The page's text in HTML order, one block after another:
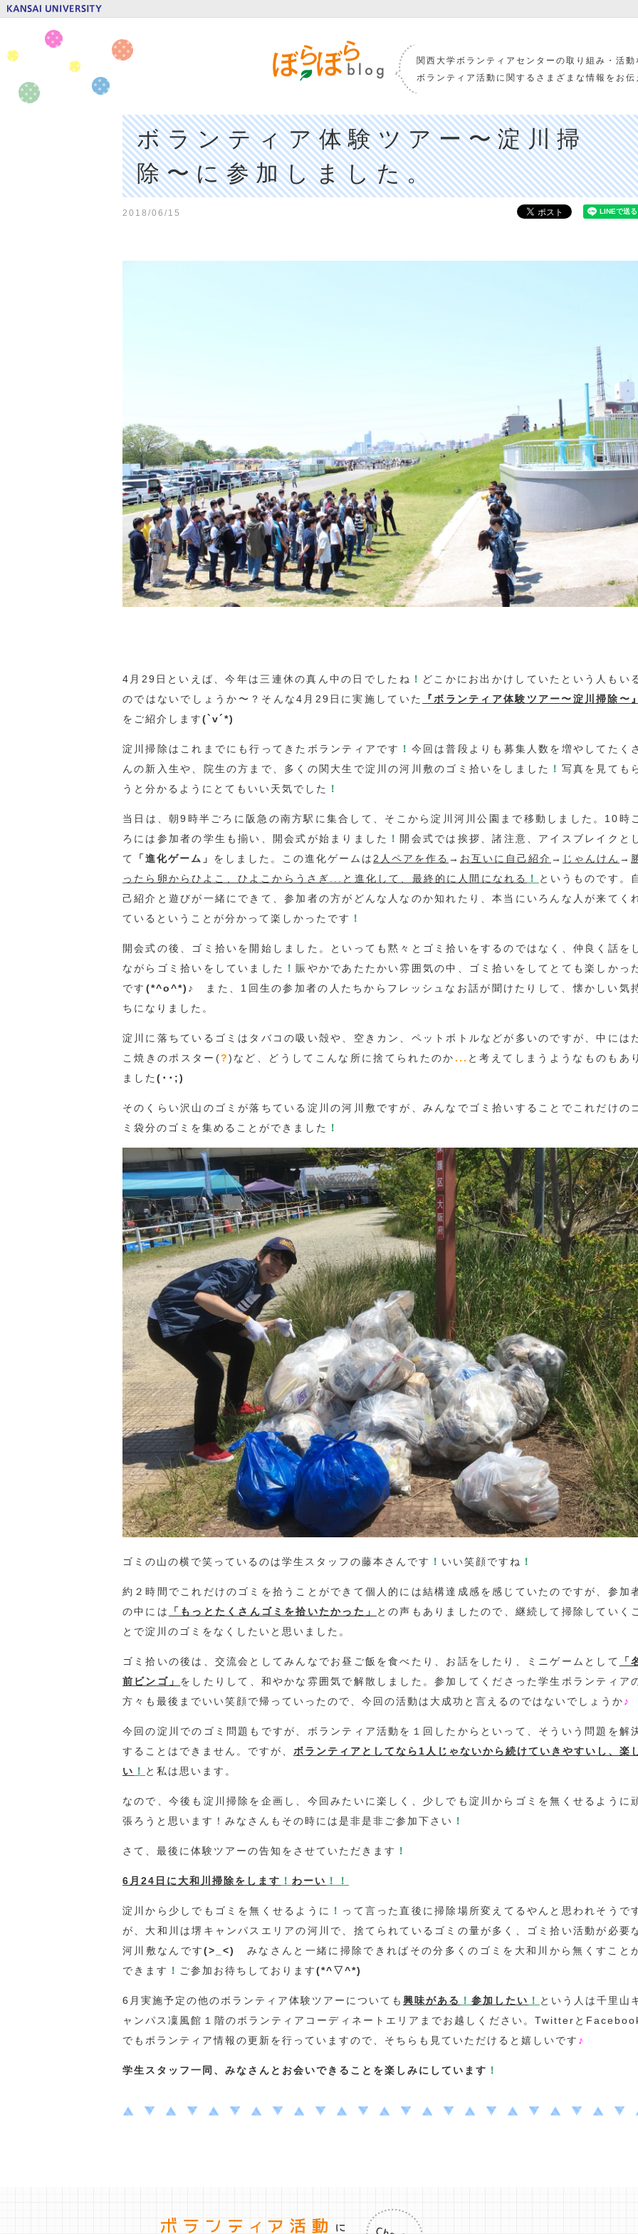
関西大学ボランティアセンターの取り組み・活動
ボランティア活動に関するさまざまな情報をお
ボランティア体験ツアー〜淀川掃
除〜に参加しました。
2018/06/15
4月29日といえば、今年は三連休の真ん中の日でしたね ！ どこかにお出かけしていたという人もい
のではないでしょうか〜？そんな4月29日に実施していた
『ボランティア体験ツアー〜淀川掃除〜
をご紹介します(`v´*)
淀川掃除はこれまでにも行ってきたボランティアです ！ 今回は普段よりも募集人数を増やしてたく
んの新入生や、院生の方まで、多くの関大生で淀川の河川敷のゴミ拾いをしました
！ 写真を見ても
うと分かるようにとてもいい天気でした
！
当日は、朝9時半ごろに阪急の南方駅に集合して、そこから淀川河川公園まで移動しました。10時
ろには参加者の学生も揃い、開会式が始まりました
！ 開会式では挨拶、諸注意、アイスブレイクと
て
「進化ゲーム」 をしました。この進化ゲームは 2人ペアを作る → お互いに自己紹介 → じゃんけん →
ったら卵からひよこ、ひよこからうさぎ...と進化して、最終的に人間になれる
！
というものです。
己紹介と遊びが一緒にできて、参加者の方がどんな人なのか知れたり、本当にいろんな人が来てく
ているということが分かって楽しかったです ！
開会式の後、ゴミ拾いを開始しました。といっても黙々とゴミ拾いをするのではなく、仲良く話を
ながらゴミ拾いをしていました
！ 賑やかであたたかい雰囲気の中、ゴミ拾いをしてとても楽しかっ
です (*^o^*)♪
また、1回生の参加者の人たちからフレッシュなお話が聞けたりして、懐かしい気
ちになりました。
淀川に落ちているゴミはタバコの吸い殻や、空きカン、ペットボトルなどが多いのですが、中には
こ焼きのポスター(?)など、どうしてこんな所に捨てられたのか ... と考えてしまうようなものもあ
ました (･･;)
そのくらい沢山のゴミが落ちている淀川の河川敷ですが、みんなでゴミ拾いすることでこれだけの
ミ袋分のゴミを集めることができました
！
ゴミの山の横で笑っているのは学生スタッフの藤本さんです ！ いい笑顔ですね ！
約２時間でこれだけのゴミを拾うことができて個人的には結構達成感を感じていたのですが、参加
の中には
「もっとたくさんゴミを拾いたかった」
との声もありましたので、継続して掃除していく
とで淀川のゴミをなくしたいと思いました。
ゴミ拾いの後は、交流会としてみんなでお昼ご飯を食べたり、お話をしたり、ミニゲームとして
「
前ビンゴ」 をしたりして、和やかな雰囲気で解散しました。参加してくださった学生ボランティア
方々も最後までいい笑顔で帰っていったので、今回の活動は大成功と言えるのではないでしょうか♪
今回の淀川でのゴミ問題もですが、ボランティア活動を１回したからといって、そういう問題を解
することはできません。ですが、 ボランティアとしてなら1人じゃないから続けていきやすいし、楽
い ！ と私は思います。
なので、今後も淀川掃除を企画し、今回みたいに楽しく、少しでも淀川からゴミを無くせるように
張ろうと思います！みなさんもその時には是非是非ご参加下さい ！
さて、最後に体験ツアーの告知をさせていただきます ！
6月24日に大和川掃除をします ！ わーい ！！
淀川から少しでもゴミを無くせるように ！ って言った直後に掃除場所変えてるやんと思われそうで
が、大和川は堺キャンパスエリアの河川で、捨てられているゴミの量が多く、ゴミ拾い活動が必要
河川敷なんです(>_<)
みなさんと一緒に掃除できればその分多くのゴミを大和川から無くすこと
できます ！ ご参加お待ちしております(*^▽^*)
6月実施予定の他のボランティア体験ツアーについても 興味がある ！ 参加したい ！ という人は千里山
ャンパス凜風館１階のボランティアコーディネートエリアまでお越しください。Twitterと
でもボランティア情報の更新を行っていますので、そちらも見ていただけると嬉しいです ♪
学生スタッフ一同、みなさんとお会いできることを楽しみにしています ！